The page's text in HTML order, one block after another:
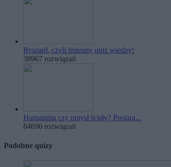
Ryszard, czyli imienny quiz wiedzy!
38967 rozwiązań
Humanista czy umysł ścisły? Postara...
84696 rozwiązań
Podobne quizy